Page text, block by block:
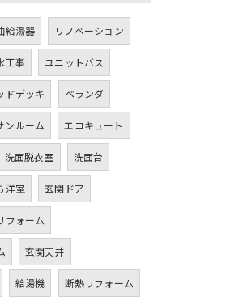
給湯器 リノベーション
工事 ユニットバス
ドデッキ ベランダ
ンルーム エコキュート
洗面脱衣室 洗面台
洋室 玄関ドア
フォーム
玄関天井
給湯機 断熱リフォーム